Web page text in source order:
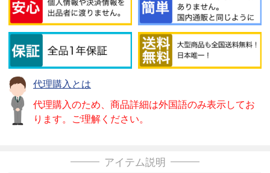
代理購入とは
代理購入のため、商品詳細は外国語のみ表示してお
ります。ご理解ください。
アイテム説明